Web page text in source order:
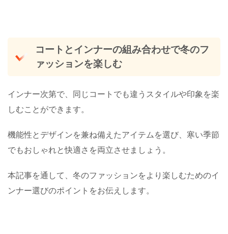
コートとインナーの組み合わせで冬のフ
ァッションを楽しむ
インナー次第で、同じコートでも違うスタイルや印象を楽
しむことができます。
機能性とデザインを兼ね備えたアイテムを選び、寒い季節
でもおしゃれと快適さを両立させましょう。
本記事を通して、冬のファッションをより楽しむためのイ
ンナー選びのポイントをお伝えします。